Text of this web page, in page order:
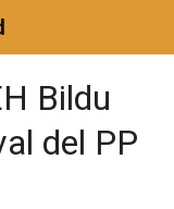
Bildu
del PP